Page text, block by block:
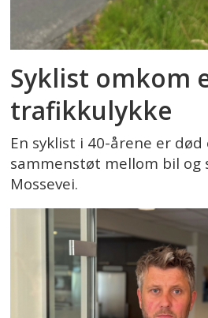
Syklist omkom
trafikkulykke
En syklist i 40-årene er
sammenstøt mellom bil og
Mossevei.